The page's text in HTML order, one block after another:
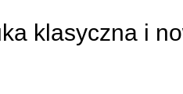
klasyczna i